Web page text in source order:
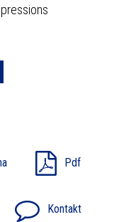
Pdf
Kontakt